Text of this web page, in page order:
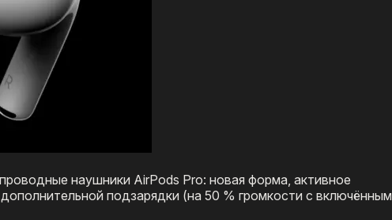
наушники AirPods Pro: новая форма, активное
подзарядки (на 50 % громкости с включённым